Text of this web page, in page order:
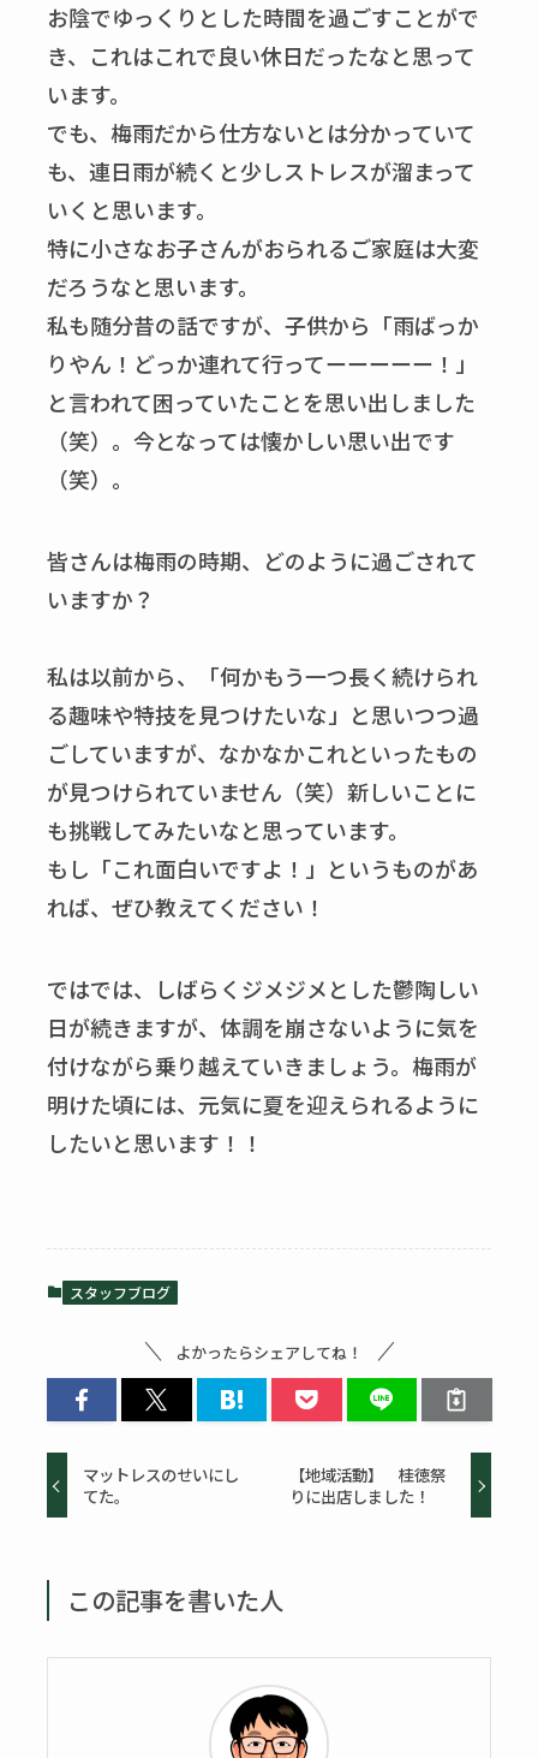
お陰でゆっくりとした時間を過ごすことがで
き、これはこれで良い休日だったなと思って
います。
でも、梅雨だから仕方ないとは分かっていて
も、連日雨が続くと少しストレスが溜まって
いくと思います。
特に小さなお子さんがおられるご家庭は大変
だろうなと思います。
私も随分昔の話ですが、子供から「雨ばっか
りやん！どっか連れて行ってーーーーー！」
と言われて困っていたことを思い出しました
（笑）。今となっては懐かしい思い出です
（笑）。
皆さんは梅雨の時期、どのように過ごされて
いますか？
私は以前から、「何かもう一つ長く続けられ
る趣味や特技を見つけたいな」と思いつつ過
ごしていますが、なかなかこれといったもの
が見つけられていません（笑）新しいことに
も挑戦してみたいなと思っています。
もし「これ面白いですよ！」というものがあ
れば、ぜひ教えてください！
ではでは、しばらくジメジメとした鬱陶しい
日が続きますが、体調を崩さないように気を
付けながら乗り越えていきましょう。梅雨が
明けた頃には、元気に夏を迎えられるように
したいと思います！！
スタッフブログ
よかったらシェアしてね！
マットレスのせいにし
てた。
【地域活動】 桂徳祭
りに出店しました！
この記事を書いた人